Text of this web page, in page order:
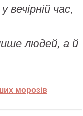
час,
людей, а й
морозів